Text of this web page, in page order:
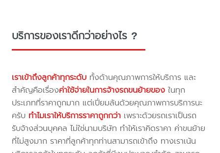
บริการของเราดีกว่าอย่างไร ?
เราเข้าถึงลูกค้าทุกระดับ ทั้งด้านคุณภาพการให้บริการ และ
สำคัญคือเรื่องค่าใช้จ่ายในการจ้างรถขนย้ายของ ในทุก
ประเภทที่ราคาถูกมาก แต่เปี่ยมล้นด้วยคุณภาพการบริการนะ
ครับ ทำไมเราให้บริการราคาถูกกว่า เพราะด้วยรถเราเป็นรถ
รับจ้างส่วนบุคคล ไม่ใช่นามบริษัท ทำให้เราคิดราคา ค่าขนย้าย
ที่ไม่สูงมาก ราคาที่ลูกค้าทุกท่านสามารถเข้าถึง ทางเราเน้น